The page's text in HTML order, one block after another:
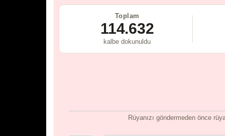
Toplam
114.632
kalbe dokunuldu
Rüyanızı göndermeden önce